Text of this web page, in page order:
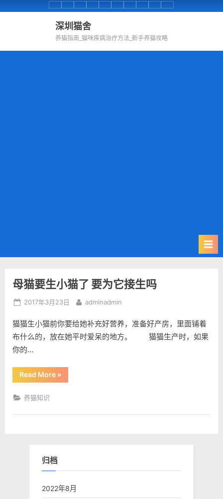
首
页
养
猫
知
腹
部
肺 泌
部
皮 全 口 鼻 耳
深圳猫舍
养猫指南_猫咪疾病治疗方法_新手养猫攻略
标
签：
母
猫
生
小
猫
母猫要生小猫了 要为它接生吗
Posted
2017年3月23日 By
adminadmin
猫猫生小猫前你要给她补充好营养，准备好产房，里面铺着
布什么的，放在她平时爱呆的地方。 猫猫生产时，如果
你的…
Read More“母
猫
了
吗”
»
养猫知识
归档
2022年8月